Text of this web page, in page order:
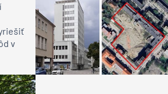
v